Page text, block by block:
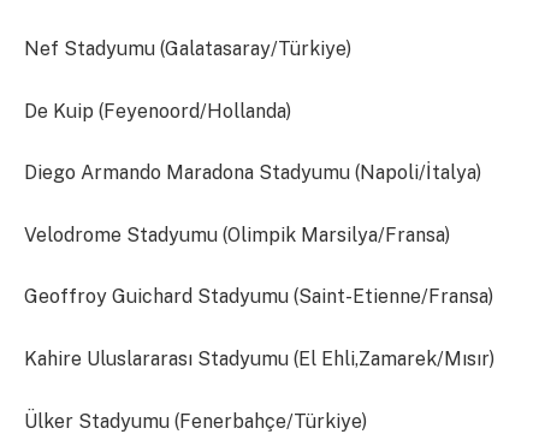
Nef Stadyumu (Galatasaray/Türkiye)
De Kuip (Feyenoord/Hollanda)
Diego Armando Maradona Stadyumu (Napoli/İtalya)
Velodrome Stadyumu (Olimpik Marsilya/Fransa)
Geoffroy Guichard Stadyumu (Saint-Etienne/Fransa)
Kahire Uluslararası Stadyumu (El Ehli,Zamarek/Mısır)
Ülker Stadyumu (Fenerbahçe/Türkiye)